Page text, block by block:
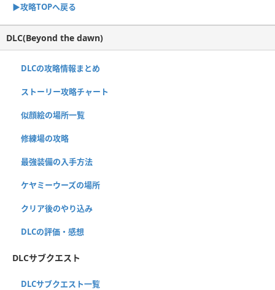
▶︎攻略TOPへ戻る
DLC(Beyond the dawn)
DLCの攻略情報まとめ
ストーリー攻略チャート
似顔絵の場所一覧
修練場の攻略
最強装備の入手方法
ケヤミーウーズの場所
クリア後のやり込み
DLCの評価・感想
DLCサブクエスト
DLCサブクエスト一覧